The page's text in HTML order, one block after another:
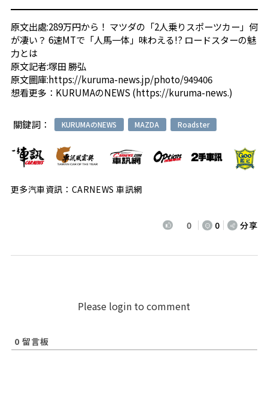
原文出處:289万円から！ マツダの「2人乗りスポーツカー」何
が凄い？ 6速MTで「人馬一体」味わえる!? ロードスターの魅
力とは
原文記者:塚田 勝弘
原文圖庫:https://kuruma-news.jp/photo/949406
想看更多： KURUMAのNEWS (https://kuruma-news.)
關鍵詞： KURUMAのNEWS MAZDA Roadster
更多汽車資訊：CARNEWS 車訊網
0 0 分享
Please login to comment
0 留言板